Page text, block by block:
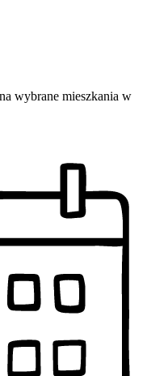
wybrane mieszkania w